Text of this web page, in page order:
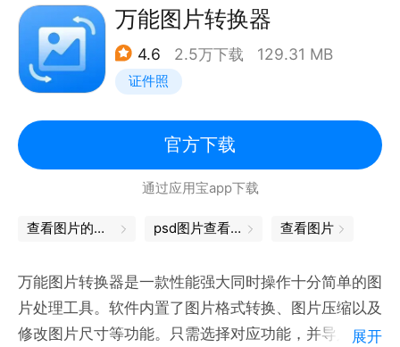
4.使用画笔进行绘画。
5.对图片的封闭区域进行着色填充。
6.按比例改变图片的大小。
7.把图片转换成jpeg，png或webp格式。
软件特点：
1.可以编辑大小超过屏幕的图片，用双指拖动来滚动图
2.可以同时打开两张图片，选择其中一张图片的区域，
3.调色板可以选择任意颜色。
4.支持撤销和重做。
万能图片转换器
4.6 2.5万下载 129.31 MB
证件照
官方下载
通过应用宝app下载
查看图片的软件 psd图片查看器 查看图片
万能图片转换器是一款性能强大同时操作十分简单的图
片处理工具。软件内置了图片格式转换、图片压缩以及
修改图片尺寸等功能。只需选择对应功能，并导入图片
展开